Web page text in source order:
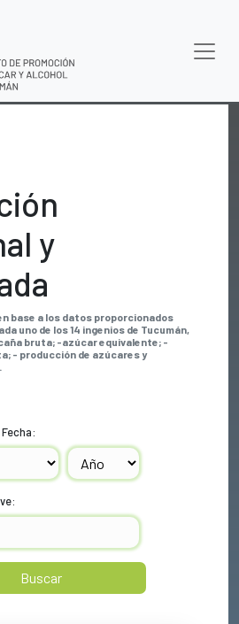
y
base a los datos proporcionados
uno de los 14 ingenios de Tucumán,
bruta; -azúcar equivalente; -
- producción de azúcares y
Buscar